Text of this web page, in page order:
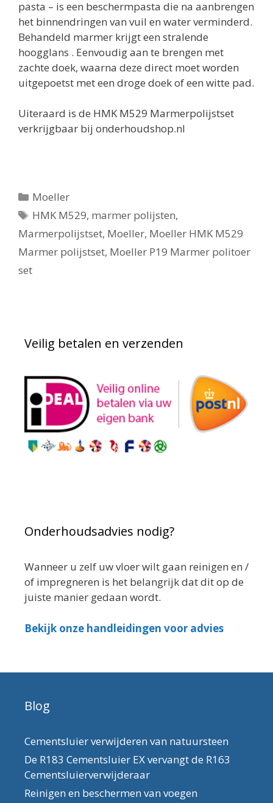
pasta – is een beschermpasta die na aanbrengen
het binnendringen van vuil en water verminderd.
Behandeld marmer krijgt een stralende
hoogglans . Eenvoudig aan te brengen met
zachte doek, waarna deze direct moet worden
uitgepoetst met een droge doek of een witte pad.
Uiteraard is de HMK M529 Marmerpolijstset
verkrijgbaar bij onderhoudshop.nl
Categorieën
Moeller
Tags
HMK M529, marmer polijsten,
Marmerpolijstset, Moeller, Moeller HMK M529
Marmer polijstset, Moeller P19 Marmer politoer
set
Veilig betalen en verzenden
Onderhoudsadvies nodig?
Wanneer u zelf uw vloer wilt gaan reinigen en /
of impregneren is het belangrijk dat dit op de
juiste manier gedaan wordt.
Bekijk onze handleidingen voor advies
Blog
Cementsluier verwijderen van natuursteen
De R183 Cementsluier EX vervangt de R163
Cementsluierverwijderaar
Reinigen en beschermen van voegen